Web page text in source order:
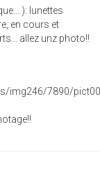
lunettes
en cours et
allez unz photo!!